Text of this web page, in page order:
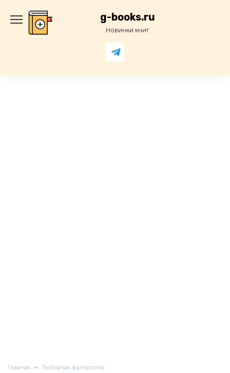
содержанию
g-books.ru
Новинки книг
Главная Любовная фантастика